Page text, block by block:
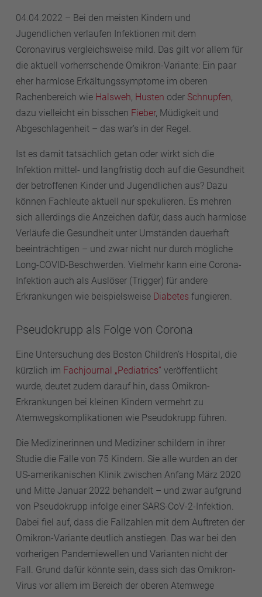
04.04.2022 – Bei den meisten Kindern und
Jugendlichen verlaufen Infektionen mit dem
Coronavirus vergleichsweise mild. Das gilt vor allem für
die aktuell vorherrschende Omikron-Variante: Ein paar
eher harmlose Erkältungssymptome im oberen
Rachenbereich wie Halsweh, Husten oder Schnupfen,
dazu vielleicht ein bisschen Fieber, Müdigkeit und
Abgeschlagenheit – das war’s in der Regel.
Ist es damit tatsächlich getan oder wirkt sich die
Infektion mittel- und langfristig doch auf die Gesundheit
der betroffenen Kinder und Jugendlichen aus? Dazu
können Fachleute aktuell nur spekulieren. Es mehren
sich allerdings die Anzeichen dafür, dass auch harmlose
Verläufe die Gesundheit unter Umständen dauerhaft
beeinträchtigen – und zwar nicht nur durch mögliche
Long-COVID-Beschwerden. Vielmehr kann eine Corona-
Infektion auch als Auslöser (Trigger) für andere
Erkrankungen wie beispielsweise Diabetes fungieren.
Pseudokrupp als Folge von Corona
Eine Untersuchung des Boston Children’s Hospital, die
kürzlich im Fachjournal „Pediatrics“ veröffentlicht
wurde, deutet zudem darauf hin, dass Omikron-
Erkrankungen bei kleinen Kindern vermehrt zu
Atemwegskomplikationen wie Pseudokrupp führen.
Die Medizinerinnen und Mediziner schildern in ihrer
Studie die Fälle von 75 Kindern. Sie alle wurden an der
US-amerikanischen Klinik zwischen Anfang März 2020
und Mitte Januar 2022 behandelt – und zwar aufgrund
von Pseudokrupp infolge einer SARS-CoV-2-Infektion.
Dabei fiel auf, dass die Fallzahlen mit dem Auftreten der
Omikron-Variante deutlich anstiegen. Das war bei den
vorherigen Pandemiewellen und Varianten nicht der
Fall. Grund dafür könnte sein, dass sich das Omikron-
Virus vor allem im Bereich der oberen Atemwege